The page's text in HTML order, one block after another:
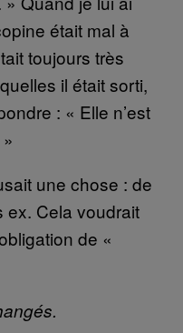
était mal à
toujours très
il était sorti,
: « Elle n’est
une chose : de
ex. Cela voudrait
de «